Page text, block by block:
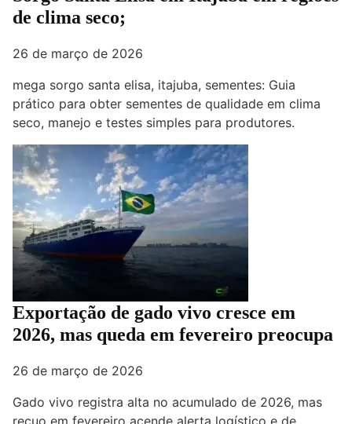
de clima seco;
26 de março de 2026
mega sorgo santa elisa, itajuba, sementes: Guia
prático para obter sementes de qualidade em clima
seco, manejo e testes simples para produtores.
Exportação de gado vivo cresce em
2026, mas queda em fevereiro preocupa
26 de março de 2026
Gado vivo registra alta no acumulado de 2026, mas
recuo em fevereiro acende alerta logístico e de